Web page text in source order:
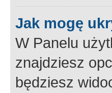
Jak mogę
W Panelu
znajdziesz
będziesz